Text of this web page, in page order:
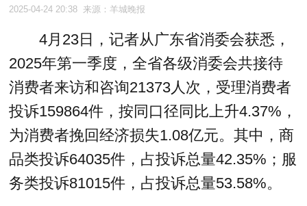
2025-04-24 20:38 来源：羊城晚报
4月23日，记者从广东省消委会获悉，
2025年第一季度，全省各级消委会共接待
消费者来访和咨询21373人次，受理消费者
投诉159864件，按同口径同比上升4.37%，
为消费者挽回经济损失1.08亿元。其中，商
品类投诉64035件，占投诉总量42.35%；服
务类投诉81015件，占投诉总量53.58%。